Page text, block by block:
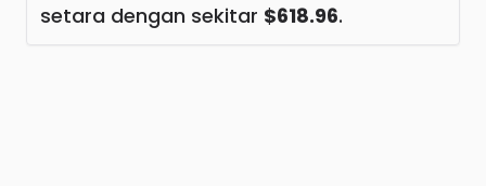
setara dengan sekitar $618.96.